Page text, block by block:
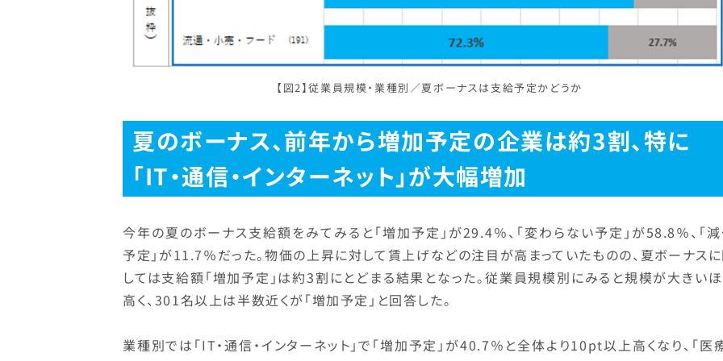
【図2】従業員規模・業種別／夏ボーナスは支給予定かどうか
夏のボーナス、前年から増加予定の企業は約3割、特に
「IT・通信・インターネット」が大幅増加
今年の夏のボーナス支給額をみてみると「増加予定」が29.4％、「変わらない予定」が58.8％、「
予定」が11.7％だった。物価の上昇に対して賃上げなどの注目が高まっていたものの、夏ボーナス
しては支給額「増加予定」は約3割にとどまる結果となった。従業員規模別にみると規模が大きい
高く、301名以上は半数近くが「増加予定」と回答した。
業種別では「IT・通信・インターネット」で「増加予定」が40.7％と全体より10pt以上高くなり、「医